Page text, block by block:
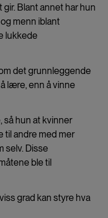
Blant annet har hun
menn iblant
lukkede
det grunnleggende
lære, enn å vinne
så hun at kvinner
til andre med mer
selv. Disse
ble til
grad kan styre hva